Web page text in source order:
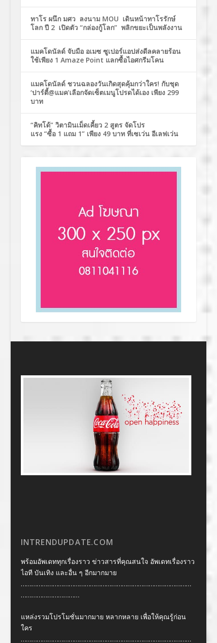
ทาโร ผนึก มศว ลงนาม MOU เดินหน้าทาโรรักษ์
โลก ปี 2 เปิดตัว “กล่องกู้โลก” พลิกขยะเป็นพลังงาน
แมคโดนัลด์ จับมือ อเมซ ซูเปอร์แอปส่งดีลคลายร้อน
ใช้เพียง 1 Amaze Point แลกซื้อไอศกรีมโคน
แมคโดนัลด์ ชวนฉลองวันเกิดสุดคุ้มกว่าใคร! กับชุด
‘ปาร์ตี้@แมค’เลือกจัดเซ็ตเมนูโปรดได้เอง เพียง 299
บาท
“คิทโด้” วิตามินเม็ดเคี้ยว 2 สูตร จัดโปร
แรง “ซื้อ 1 แถม 1” เพียง 49 บาท ที่เซเว่น อีเลฟเว่น
INTRENDUPDATE.COM
พร้อมอัพเดททุกเรื่องราว ข่าวสารที่คุณสนใจ อัพเดทเรื่องราว
ไอที บันเทิง และอื่น ๆ อีกมากมาย
……………………………………………………………………………………
……………………………
แหล่งรวมโปรโมชั่นมากมาย หลากหลาย เพื่อให้คุณรู้ก่อน
ใคร
……………………………………………………………………………………